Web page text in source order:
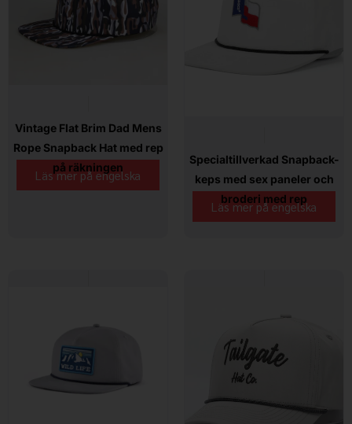
Vintage Flat Brim Dad Mens
Rope Snapback Hat med rep
på räkningen
Läs mer på engelska
Specialtillverkad Snapback-
keps med sex paneler och
broderi med rep
Läs mer på engelska